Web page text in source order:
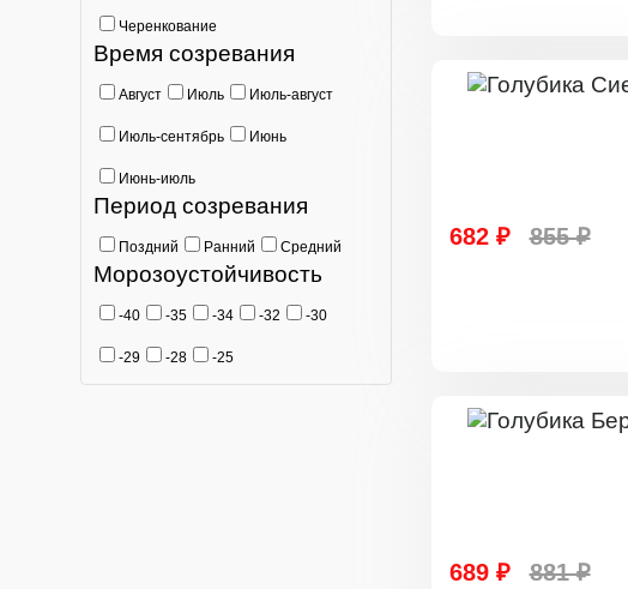
Черенкование
Время созревания
Август Июль Июль-август
Июль-сентябрь Июнь
Июнь-июль
Период созревания
Поздний Ранний Средний
Морозоустойчивость
-40 -35 -34 -32 -30
-29 -28 -25
682 ₽ 855 ₽
689 ₽ 881 ₽